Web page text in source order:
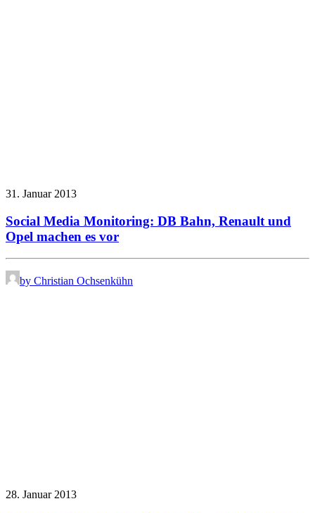
31. Januar 2013
Social Media Monitoring: DB Bahn, Renault und
Opel machen es vor
by Christian Ochsenkühn
28. Januar 2013